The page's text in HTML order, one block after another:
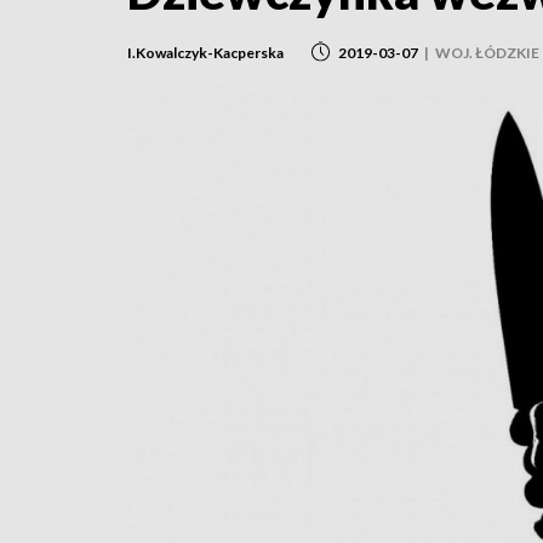
I.Kowalczyk-Kacperska 2019-03-07 | WOJ. ŁÓDZKIE